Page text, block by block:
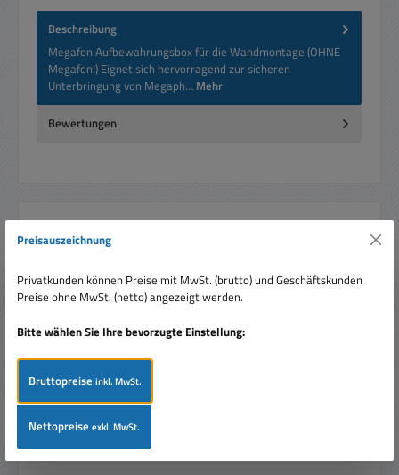
Beschreibung
Megafon Aufbewahrungsbox für die Wandmontage (OHNE
Megafon!) Eignet sich hervorragend zur sicheren
Unterbringung von Megaph… Mehr
Bewertungen
Produktgalerie überspringen
Zubehör
Nur 5 auf Lager!
Rabatt
Preisauszeichnung
Privatkunden können Preise mit MwSt. (brutto) und Geschäftskunden
Preise ohne MwSt. (netto) angezeigt werden.
Bitte wählen Sie Ihre bevorzugte Einstellung:
Bruttopreiseinkl. MwSt.
Nettopreiseexkl. MwSt.